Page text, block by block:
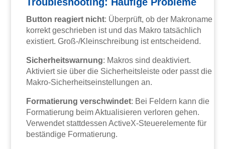
Button reagiert nicht: Überprüft, ob der Makroname
korrekt geschrieben ist und das Makro tatsächlich
existiert. Groß-/Kleinschreibung ist entscheidend.
Sicherheitswarnung: Makros sind deaktiviert.
Aktiviert sie über die Sicherheitsleiste oder passt die
Makro-Sicherheitseinstellungen an.
Formatierung verschwindet: Bei Feldern kann die
Formatierung beim Aktualisieren verloren gehen.
Verwendet stattdessen ActiveX-Steuerelemente für
beständige Formatierung.